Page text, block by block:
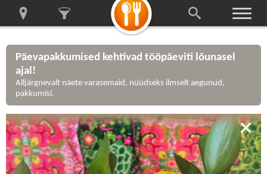
Päevapakkumised kehtivad tööpäeviti lõunasel
ajal!
Alljärgnevalt näete varasemaid, nüüdseks ilmselt aegunud,
pakkumisi.